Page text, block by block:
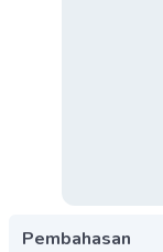
Pembahasan